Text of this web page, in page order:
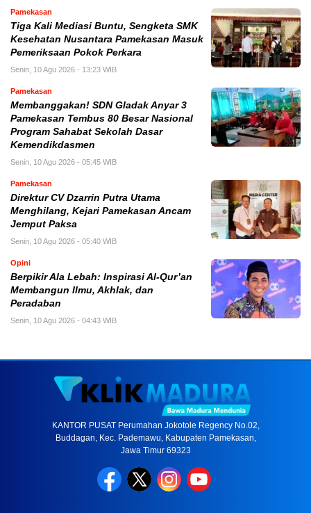
Pamekasan
Tiga Kali Mediasi Buntu, Sengketa SMK
Kesehatan Nusantara Pamekasan Masuk
Pemeriksaan Pokok Perkara
Senin, 10 Agu 2026 - 13:23 WIB
Pamekasan
Membanggakan! SDN Gladak Anyar 3
Pamekasan Tembus 80 Besar Nasional
Program Sahabat Sekolah Dasar
Kemendikdasmen
Senin, 10 Agu 2026 - 05:45 WIB
Pamekasan
Direktur CV Dzarrin Putra Utama
Menghilang, Kejari Pamekasan Ancam
Jemput Paksa
Senin, 10 Agu 2026 - 05:40 WIB
Opini
Berpikir Ala Lebah: Inspirasi Al-Qur’an
Membangun Ilmu, Akhlak, dan
Peradaban
Senin, 10 Agu 2026 - 04:43 WIB
KANTOR PUSAT Perumahan Jokotole Regency No.02,
Buddagan, Kec. Pademawu, Kabupaten Pamekasan,
Jawa Timur 69323